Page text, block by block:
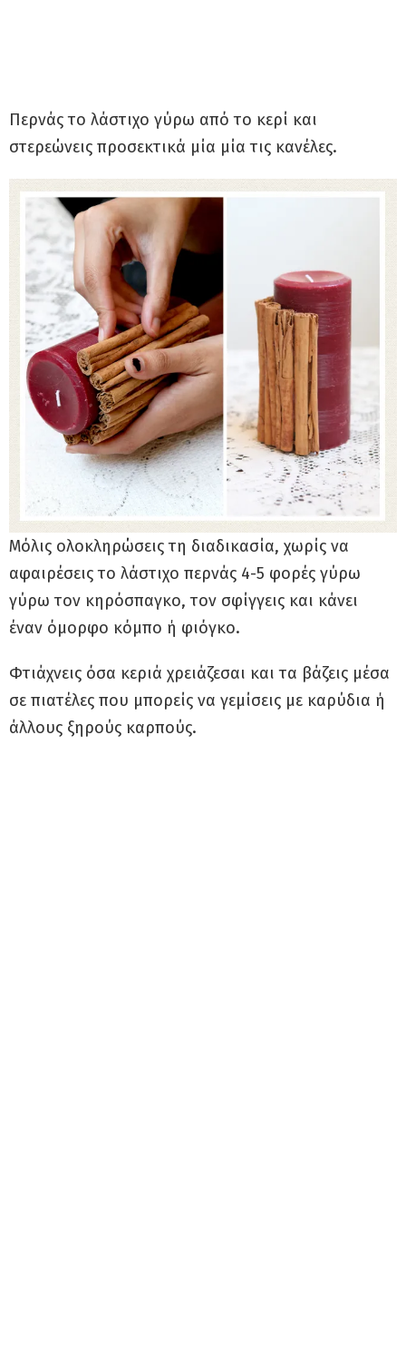
Περνάς το λάστιχο γύρω από το κερί και
στερεώνεις προσεκτικά μία μία τις κανέλες.
Μόλις ολοκληρώσεις τη διαδικασία, χωρίς να
αφαιρέσεις το λάστιχο περνάς 4-5 φορές γύρω
γύρω τον κηρόσπαγκο, τον σφίγγεις και κάνει
έναν όμορφο κόμπο ή φιόγκο.
Φτιάχνεις όσα κεριά χρειάζεσαι και τα βάζεις μέσα
σε πιατέλες που μπορείς να γεμίσεις με καρύδια ή
άλλους ξηρούς καρπούς.